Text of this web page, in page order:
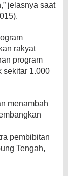
jelasnya saat
rakyat
program
sekitar 1.000
menambah
pembibitan
Tengah,